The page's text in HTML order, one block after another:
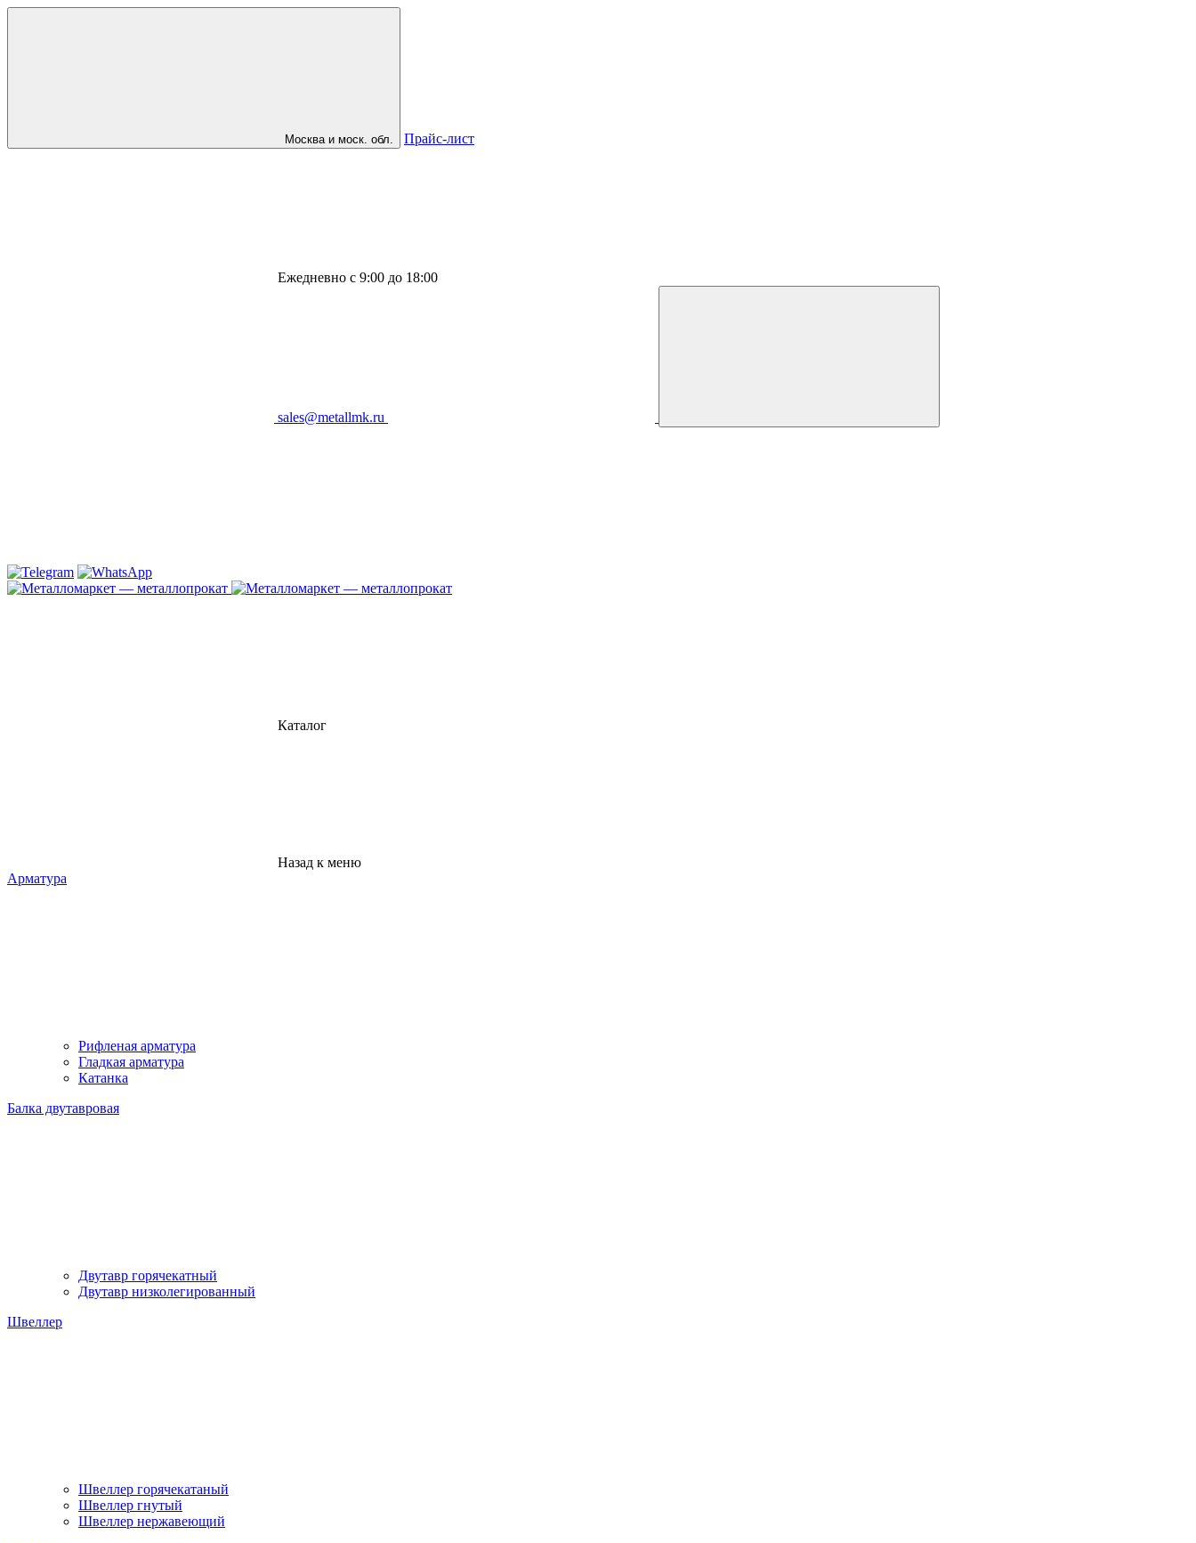
Москва и моск. обл. Прайс-лист
Ежедневно с 9:00 до 18:00
sales@metallmk.ru
Каталог
Назад к меню
Арматура
Рифленая арматура
Гладкая арматура
Катанка
Балка двутавровая
Двутавр горячекатный
Двутавр низколегированный
Швеллер
Швеллер горячекатаный
Швеллер гнутый
Швеллер нержавеющий